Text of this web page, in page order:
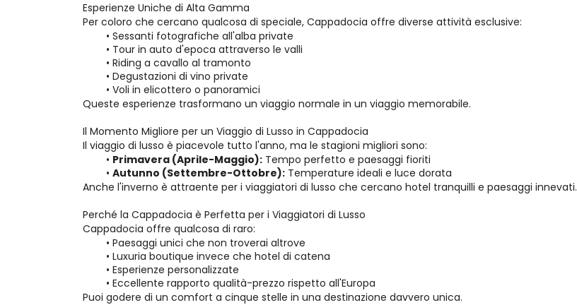
Esperienze Uniche di Alta Gamma
Per coloro che cercano qualcosa di speciale, Cappadocia offre diverse attività esclusive:
Sessanti fotografiche all'alba private
Tour in auto d'epoca attraverso le valli
Riding a cavallo al tramonto
Degustazioni di vino private
Voli in elicottero o panoramici
Queste esperienze trasformano un viaggio normale in un viaggio memorabile.
Il Momento Migliore per un Viaggio di Lusso in Cappadocia
Il viaggio di lusso è piacevole tutto l'anno, ma le stagioni migliori sono:
Primavera (Aprile-Maggio): Tempo perfetto e paesaggi fioriti
Autunno (Settembre-Ottobre): Temperature ideali e luce dorata
Anche l'inverno è attraente per i viaggiatori di lusso che cercano hotel tranquilli e paesaggi innevati.
Perché la Cappadocia è Perfetta per i Viaggiatori di Lusso
Cappadocia offre qualcosa di raro:
Paesaggi unici che non troverai altrove
Luxuria boutique invece che hotel di catena
Esperienze personalizzate
Eccellente rapporto qualità-prezzo rispetto all'Europa
Puoi godere di un comfort a cinque stelle in una destinazione davvero unica.